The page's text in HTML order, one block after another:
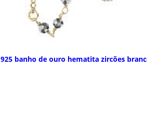
banho de ouro hematita zircões